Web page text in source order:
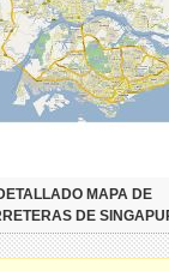
MAPA DE
DE